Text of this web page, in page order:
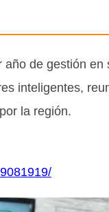
de gestión
inteligentes,
la región.